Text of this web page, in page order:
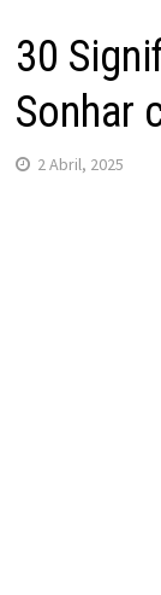
30
Sonhar
2 Abril, 2025